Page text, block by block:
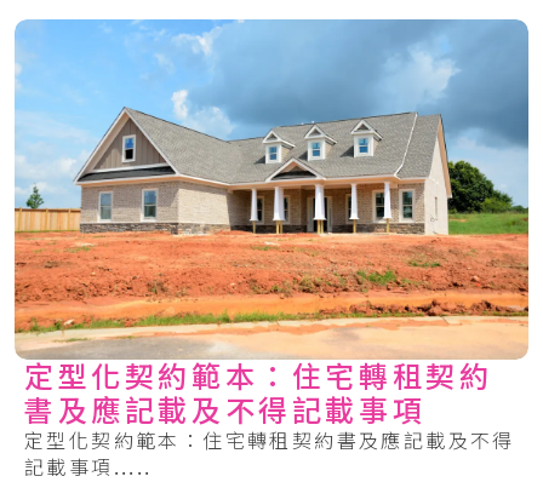
定型化契約範本：住宅轉租契約
書及應記載及不得記載事項
定型化契約範本：住宅轉租契約書及應記載及不得
記載事項.....